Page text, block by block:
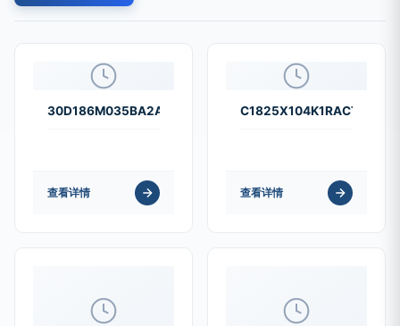
30D186M035BA2A
查看详情
C1825X104K1RACTU
查看详情